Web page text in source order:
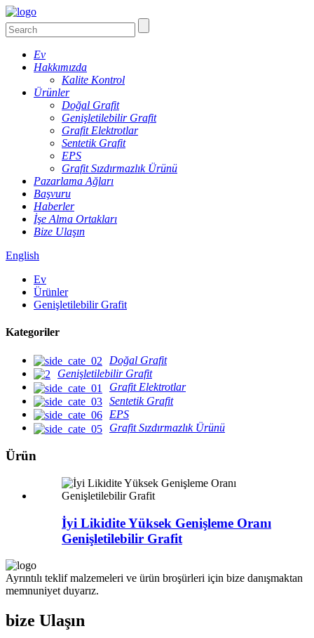
Ev
Hakkımızda
Kalite Kontrol
Ürünler
Doğal Grafit
Genişletilebilir Grafit
Grafit Elektrotlar
Sentetik Grafit
EPS
Grafit Sızdırmazlık Ürünü
Pazarlama Ağları
Başvuru
Haberler
İşe Alma Ortakları
Bize Ulaşın
English
Ev
Ürünler
Genişletilebilir Grafit
Kategoriler
Doğal Grafit
Genişletilebilir Grafit
Grafit Elektrotlar
Sentetik Grafit
EPS
Grafit Sızdırmazlık Ürünü
Ürün
İyi Likidite Yüksek Genişleme Oranı
Genişletilebilir Grafit
Ayrıntılı teklif malzemeleri ve ürün broşürleri için bize danışmaktan
memnuniyet duyarız.
bize Ulaşın